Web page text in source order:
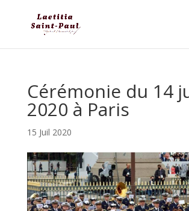
Cérémonie du 14
2020 à Paris
15 Juil 2020